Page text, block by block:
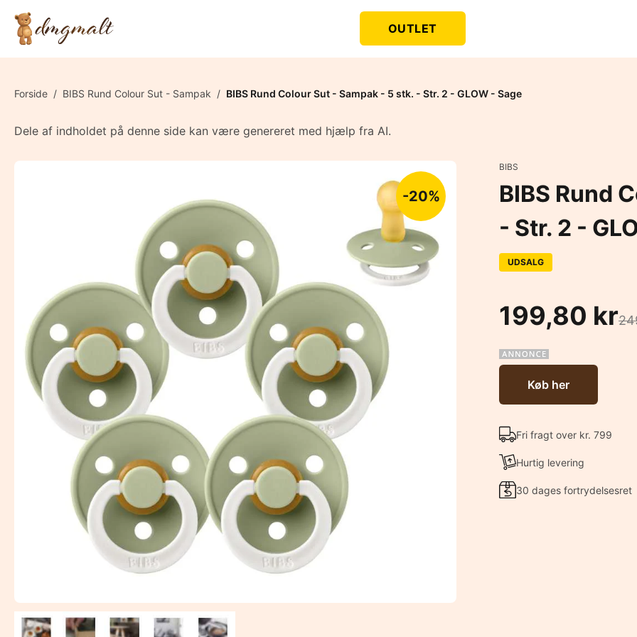
OUTLET
Forside / BIBS Rund Colour Sut - Sampak / BIBS Rund Colour Sut - Sampak - 5 stk. - Str. 2 - GLOW - Sage
Dele af indholdet på denne side kan være genereret med hjælp fra AI.
-20%
BIBS
BIBS Rund
- Str. 2 -
UDSALG
199,80 kr
Køb her
Fri fragt over kr. 799
Hurtig levering
30 dages fortrydelsesret